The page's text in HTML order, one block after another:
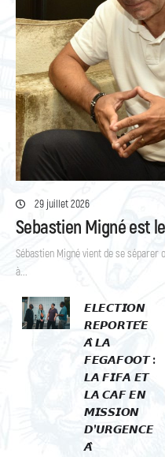
29 juillet 2026
Sebastien Migné est
Sébastien Migné vient de se séparer
à...
𝙀𝙇𝙀𝘾𝙏𝙄𝙊𝙉
𝙍𝙀𝙋𝙊𝙍𝙏𝙀́𝙀
𝘼̀ 𝙇𝘼
𝙁𝙀𝙂𝘼𝙁𝙊𝙊𝙏 :
𝙇𝘼 𝙁𝙄𝙁𝘼 𝙀𝙏
𝙇𝘼 𝘾𝘼𝙁 𝙀𝙉
𝙈𝙄𝙎𝙎𝙄𝙊𝙉
𝘿’𝙐𝙍𝙂𝙀𝙉𝘾𝙀
𝘼̀